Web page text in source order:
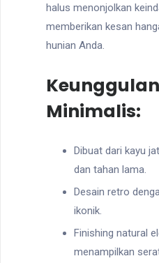
halus menonjolkan
memberikan kesan
hunian Anda.
Minimalis:
Dibuat dari kayu
dan tahan lama.
Desain retro
ikonik.
Finishing natural
menampilkan